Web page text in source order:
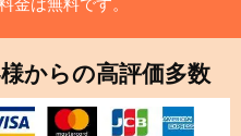
からの高評価多数